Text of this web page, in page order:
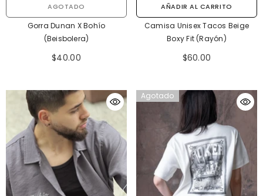
AGOTADO
Gorra Dunan X Bohío
(Beisbolera)
$40.00
AÑADIR AL CARRITO
Camisa Unisex Tacos Beige
Boxy Fit (Rayón)
$60.00
Agotado